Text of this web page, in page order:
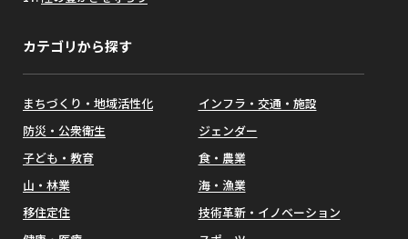
カテゴリから探す
まちづくり・地域活性化
インフラ・交通・施設
防災・公衆衛生
ジェンダー
子ども・教育
食・農業
山・林業
海・漁業
移住定住
技術革新・イノベーション